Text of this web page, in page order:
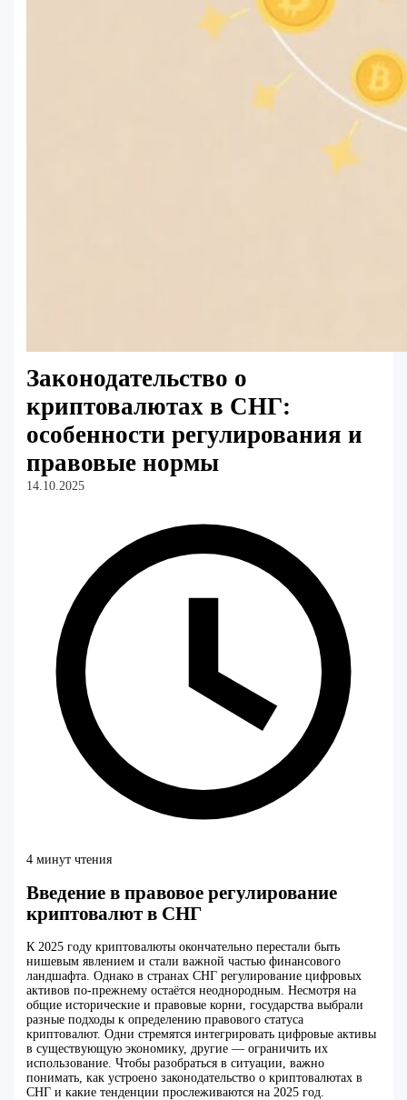
Законодательство о
криптовалютах в СНГ:
особенности регулирования и
правовые нормы
14.10.2025
4 минут чтения
Введение в правовое регулирование
криптовалют в СНГ
К 2025 году криптовалюты окончательно перестали быть
нишевым явлением и стали важной частью финансового
ландшафта. Однако в странах СНГ регулирование цифровых
активов по-прежнему остаётся неоднородным. Несмотря на
общие исторические и правовые корни, государства выбрали
разные подходы к определению правового статуса
криптовалют. Одни стремятся интегрировать цифровые активы
в существующую экономику, другие — ограничить их
использование. Чтобы разобраться в ситуации, важно
понимать, как устроено законодательство о криптовалютах в
СНГ и какие тенденции прослеживаются на 2025 год.